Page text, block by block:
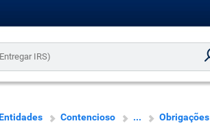
Contencioso ...
Obrigações